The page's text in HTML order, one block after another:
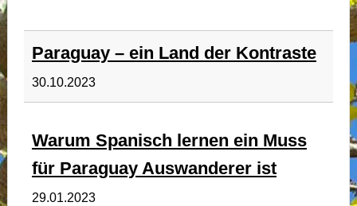
Paraguay – ein Land der Kontraste
30.10.2023
Warum Spanisch lernen ein Muss
für Paraguay Auswanderer ist
29.01.2023